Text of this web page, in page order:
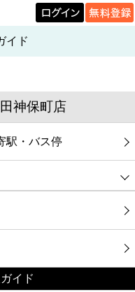
イド
神保町店
駅・バス停
イド